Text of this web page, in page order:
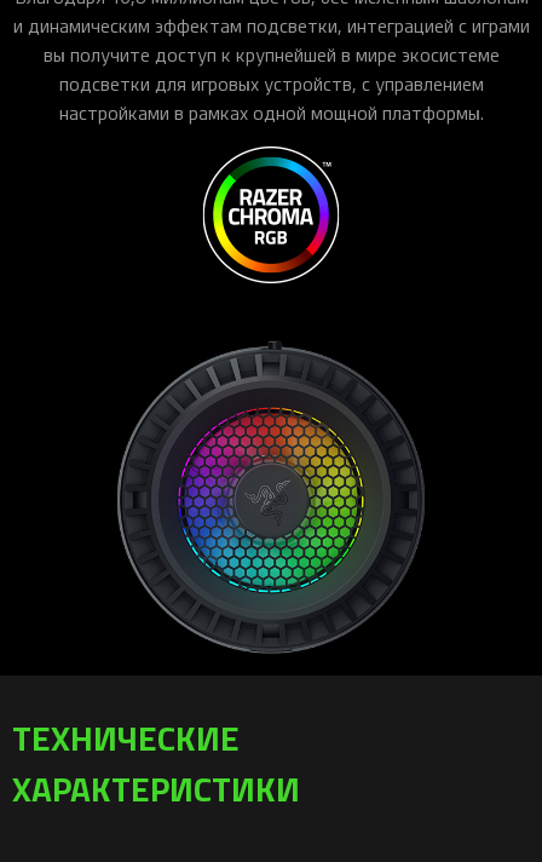
и динамическим эффектам подсветки, интеграцией с играми
вы получите доступ к крупнейшей в мире экосистеме
подсветки для игровых устройств, с управлением
настройками в рамках одной мощной платформы.
ТЕХНИЧЕСКИЕ
ХАРАКТЕРИСТИКИ